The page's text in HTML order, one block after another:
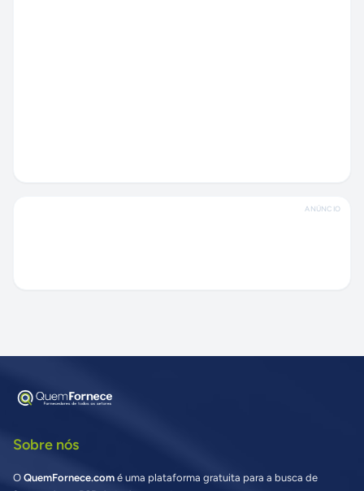
ANÚNCIO
Sobre nós
O QuemFornece.com é uma plataforma gratuita para a busca de